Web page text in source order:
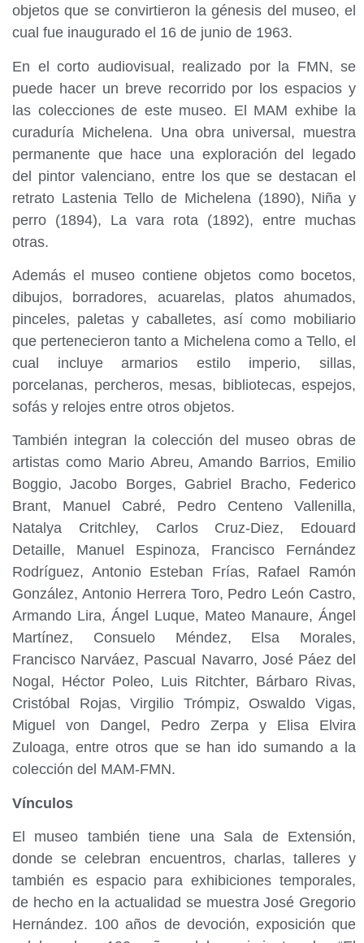
objetos que se convirtieron la génesis del museo, el
cual fue inaugurado el 16 de junio de 1963.
En el corto audiovisual, realizado por la FMN, se
puede hacer un breve recorrido por los espacios y
las colecciones de este museo. El MAM exhibe la
curaduría Michelena. Una obra universal, muestra
permanente que hace una exploración del legado
del pintor valenciano, entre los que se destacan el
retrato Lastenia Tello de Michelena (1890), Niña y
perro (1894), La vara rota (1892), entre muchas
otras.
Además el museo contiene objetos como bocetos,
dibujos, borradores, acuarelas, platos ahumados,
pinceles, paletas y caballetes, así como mobiliario
que pertenecieron tanto a Michelena como a Tello, el
cual incluye armarios estilo imperio, sillas,
porcelanas, percheros, mesas, bibliotecas, espejos,
sofás y relojes entre otros objetos.
También integran la colección del museo obras de
artistas como Mario Abreu, Amando Barrios, Emilio
Boggio, Jacobo Borges, Gabriel Bracho, Federico
Brant, Manuel Cabré, Pedro Centeno Vallenilla,
Natalya Critchley, Carlos Cruz-Diez, Edouard
Detaille, Manuel Espinoza, Francisco Fernández
Rodríguez, Antonio Esteban Frías, Rafael Ramón
González, Antonio Herrera Toro, Pedro León Castro,
Armando Lira, Ángel Luque, Mateo Manaure, Ángel
Martínez, Consuelo Méndez, Elsa Morales,
Francisco Narváez, Pascual Navarro, José Páez del
Nogal, Héctor Poleo, Luis Ritchter, Bárbaro Rivas,
Cristóbal Rojas, Virgilio Trómpiz, Oswaldo Vigas,
Miguel von Dangel, Pedro Zerpa y Elisa Elvira
Zuloaga, entre otros que se han ido sumando a la
colección del MAM-FMN.
Vínculos
El museo también tiene una Sala de Extensión,
donde se celebran encuentros, charlas, talleres y
también es espacio para exhibiciones temporales,
de hecho en la actualidad se muestra José Gregorio
Hernández. 100 años de devoción, exposición que